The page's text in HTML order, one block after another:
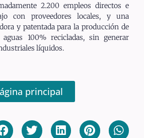
2.200 empleos directos e
con proveedores locales, y una
y patentada para la producción de
100% recicladas, sin generar
líquidos.
principal